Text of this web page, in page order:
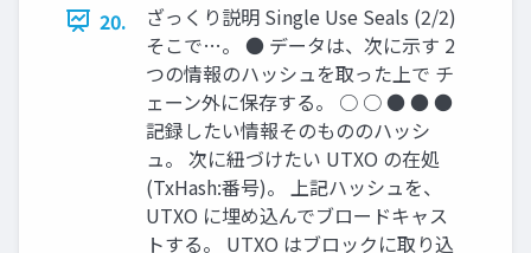
20.
ざっくり説明 Single Use Seals (2/2)
そこで…。 ● データは、次に示す 2
つの情報のハッシュを取った上で チ
ェーン外に保存する。 ○ ○ ● ● ●
記録したい情報そのもののハッシ
ュ。 次に紐づけたい UTXO の在処
(TxHash:番号)。 上記ハッシュを、
UTXO に埋め込んでブロードキャス
トする。 UTXO はブロックに取り込